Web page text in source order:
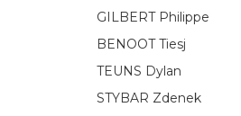
GILBERT Philippe
BENOOT Tiesj
TEUNS Dylan
STYBAR Zdenek